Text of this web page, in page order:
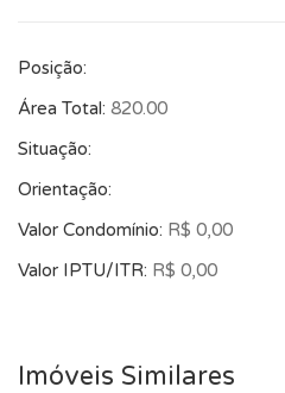
Posição:
Área Total: 820.00
Situação:
Orientação:
Valor Condomínio: R$ 0,00
Valor IPTU/ITR: R$ 0,00
Imóveis Similares